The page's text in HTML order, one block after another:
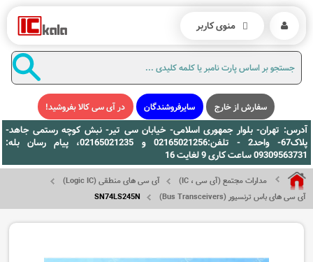
سفارش از خارج سایرفروشندگان در آی سی کالا بفروشید!
آدرس: تهران- بلوار جمهوری اسلامی- خیابان سی تیر- نبش کوچه رستمی جاهد-
پلاک67- واحد2 - تلفن:02165021256 و 02165021235، پیام رسان بله:
09309563731 ساعت کاری 9 لغایت 16
مدارات مجتمع (آی سی ، IC)
آی سی های منطقی (Logic IC)
آی سی های باس ترنسیور (Bus Transceivers)
SN74LS245N
منوی کاربر